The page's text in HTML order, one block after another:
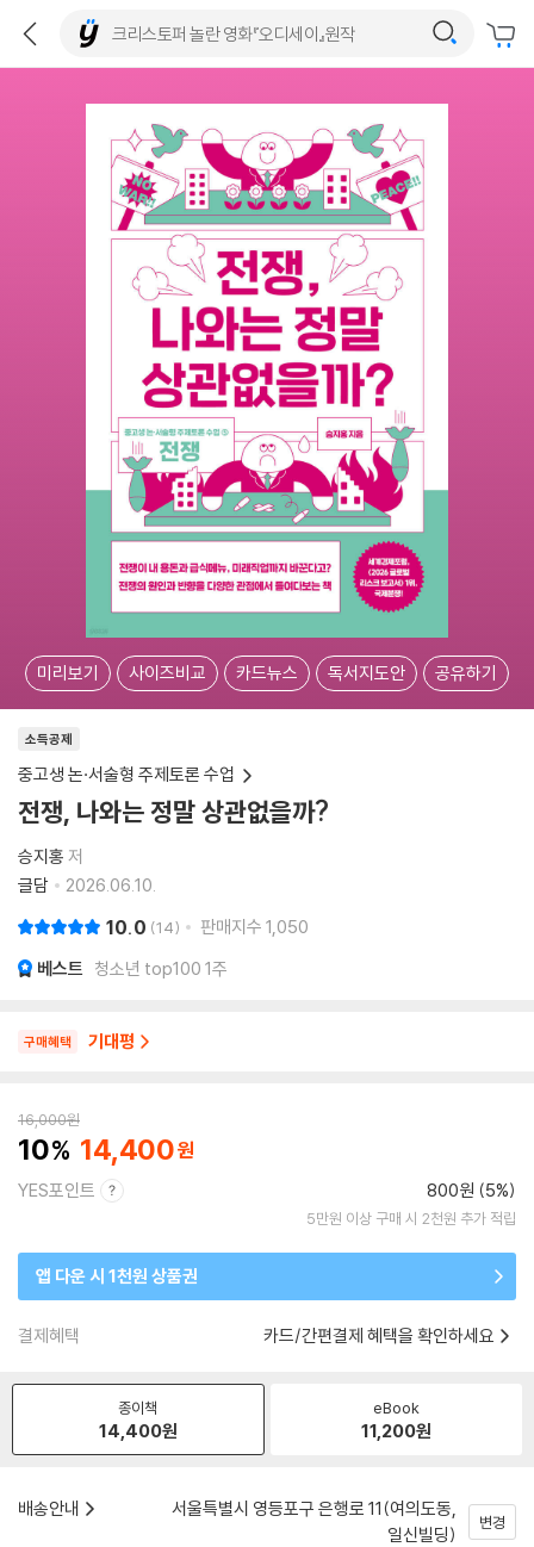
미리보기 사이즈비교 카드뉴스 독서지도안 공유하기
소득공제
중고생 논·서술형 주제토론 수업
전쟁, 나와는 정말 상관없을까?
승지홍 저
글담
2026.06.10.
10.0 14 판매지수 1,050
베스트 청소년 top100 1주
구매혜택 기대평
16,000원
10 14,400
YES포인트 800원 (5%)
5만원 이상 구매 시 2천원 추가 적립
앱 다운 시 1천원 상품권
결제혜택 카드/간편결제 혜택을 확인하세요
종이책
14,400원
eBook
11,200원
배송안내
서울특별시 영등포구 은행로 11(여의도동,
일신빌딩)
변경